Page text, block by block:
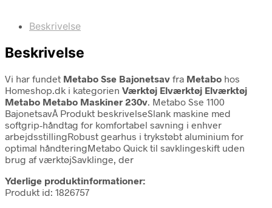
Beskrivelse
Beskrivelse
Vi har fundet Metabo Sse Bajonetsav fra Metabo hos
Homeshop.dk i kategorien Værktøj Elværktøj Elværktøj
Metabo Metabo Maskiner 230v. Metabo Sse 1100
BajonetsavÂ Produkt beskrivelseSlank maskine med
softgrip-håndtag for komfortabel savning i enhver
arbejdsstillingRobust gearhus i trykstøbt aluminium for
optimal håndteringMetabo Quick til savklingeskift uden
brug af værktøjSavklinge, der
Yderlige produktinformationer:
Produkt id: 1826757